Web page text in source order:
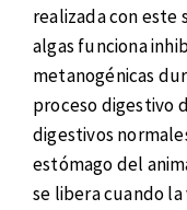
realizada con
algas funciona
metanogénicas
proceso digestivo
digestivos
estómago del
se libera cuando